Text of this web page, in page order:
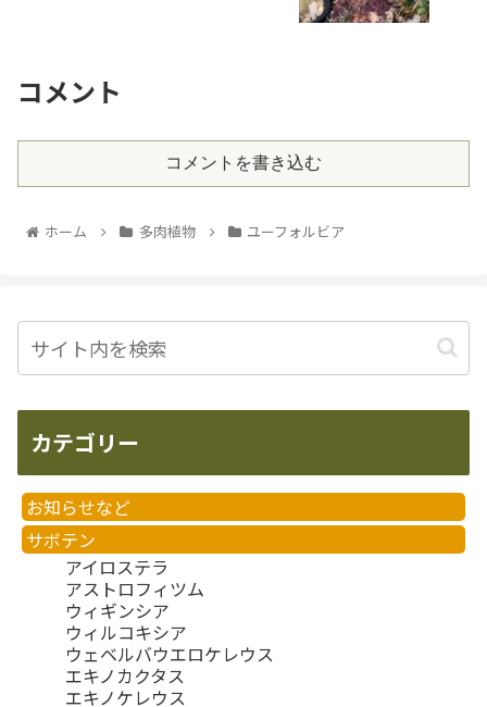
コメント
コメントを書き込む
ホーム 多肉植物 ユーフォルビア
カテゴリー
お知らせなど
サボテン
アイロステラ
アストロフィツム
ウィギンシア
ウィルコキシア
ウェベルバウエロケレウス
エキノカクタス
エキノケレウス